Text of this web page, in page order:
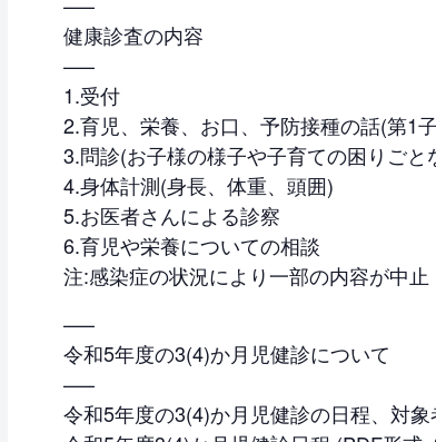
健康診査の内容
—–
1.受付
2.育児、栄養、お口、予防接種の話(第1
3.問診(お子様の様子や子育ての困りごと
4.身体計測(身長、体重、頭囲)
5.お医者さんによる診察
6.育児や栄養についての相談
注:感染症の状況により一部の内容が中止
—–
令和5年度の3(4)か月児健診について
—–
令和5年度の3(4)か月児健診の日程、対象